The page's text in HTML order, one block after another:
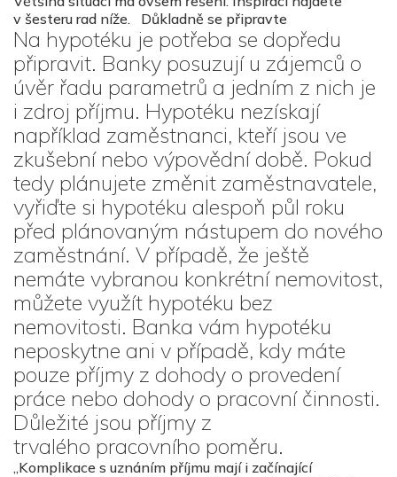
v šesteru rad níže. Důkladně se připravte
Na hypotéku je potřeba se dopředu
připravit. Banky posuzují u zájemců o
úvěr řadu parametrů a jedním z nich je
i zdroj příjmu. Hypotéku nezískají
například zaměstnanci, kteří jsou ve
zkušební nebo výpovědní době. Pokud
tedy plánujete změnit zaměstnavatele,
vyřiďte si hypotéku alespoň půl roku
před plánovaným nástupem do nového
zaměstnání. V případě, že ještě
nemáte vybranou konkrétní nemovitost,
můžete využít hypotéku bez
nemovitosti. Banka vám hypotéku
neposkytne ani v případě, kdy máte
pouze příjmy z dohody o provedení
práce nebo dohody o pracovní činnosti.
Důležité jsou příjmy z
trvalého pracovního poměru.
„Komplikace s uznáním příjmu mají i začínající